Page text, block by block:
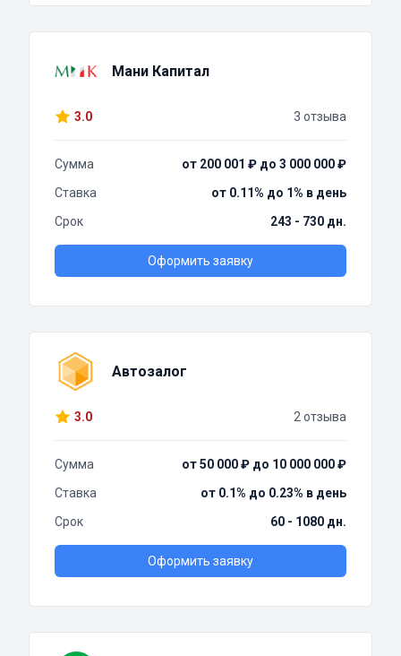
Мани Капитал
3.0 3 отзыва
Сумма
от 200 001 ₽ до 3 000 000 ₽
Ставка
от 0.11% до 1% в день
Срок
243 - 730 дн.
Оформить заявку
Автозалог
3.0 2 отзыва
Сумма
от 50 000 ₽ до 10 000 000 ₽
Ставка
от 0.1% до 0.23% в день
Срок
60 - 1080 дн.
Оформить заявку